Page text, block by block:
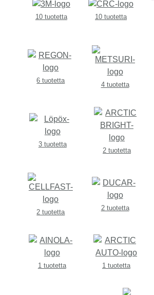
10 tuotetta
10 tuotetta
6 tuotetta
4 tuotetta
3 tuotetta
2 tuotetta
2 tuotetta
2 tuotetta
1 tuotetta 1 tuotetta